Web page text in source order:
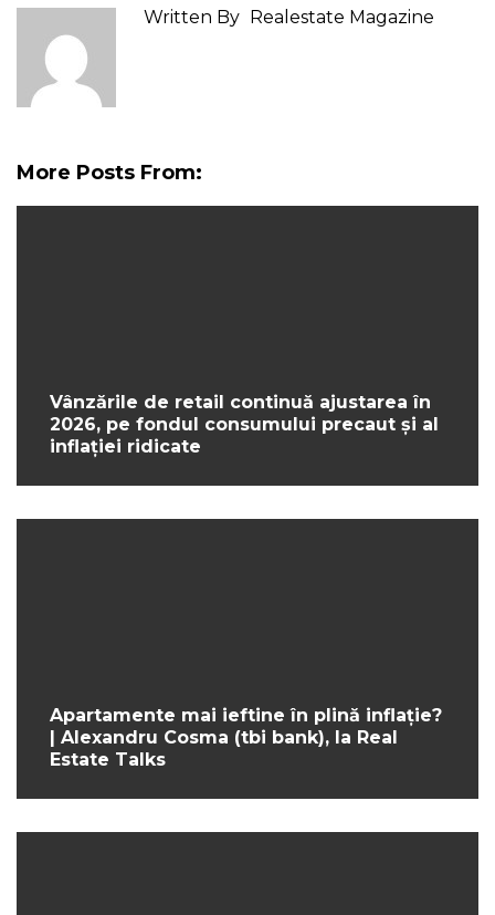
Written By Realestate Magazine
More Posts From:
Vânzările de retail continuă ajustarea în
2026, pe fondul consumului precaut și al
inflației ridicate
Apartamente mai ieftine în plină inflație?
| Alexandru Cosma (tbi bank), la Real
Estate Talks